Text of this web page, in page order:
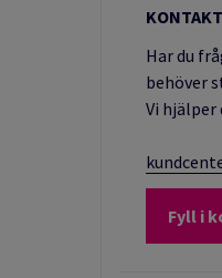
Har du
behöver
Vi hjälper
Fyll i